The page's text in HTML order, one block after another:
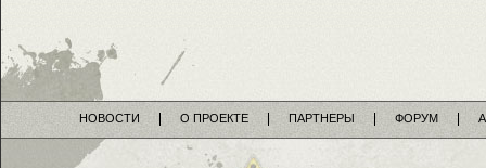
НОВОСТИ О ПРОЕКТЕ ПАРТНЕРЫ ФОРУМ